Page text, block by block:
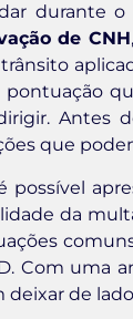
durante o
de CNH
Antes
que
da
Com uma
de